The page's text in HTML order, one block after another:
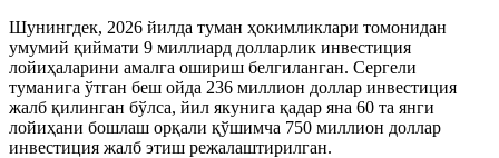
Шунингдек, 2026 йилда туман ҳокимликлари томонидан
умумий қиймати 9 миллиард долларлик инвестиция
лойиҳаларини амалга ошириш белгиланган. Сергели
туманига ўтган беш ойда 236 миллион доллар инвестиция
жалб қилинган бўлса, йил якунига қадар яна 60 та янги
лойиҳани бошлаш орқали қўшимча 750 миллион доллар
инвестиция жалб этиш режалаштирилган.